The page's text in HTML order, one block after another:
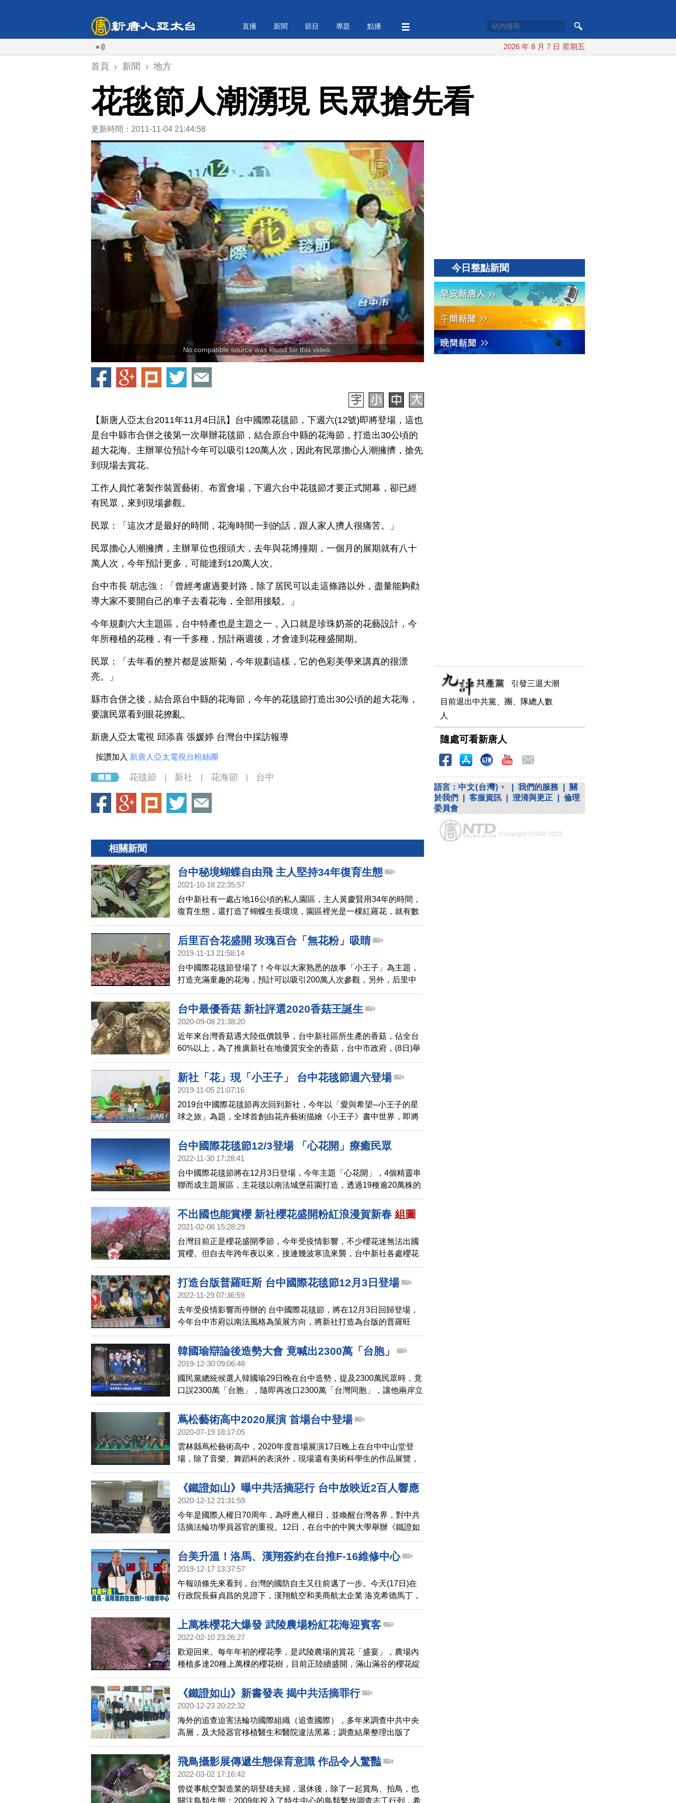
直播 新聞 節目 專題 點播
2026 年 8 月 7 日 星期五
首頁 › 新聞 › 地方
花毯節人潮湧現 民眾搶先看
更新時間：2011-11-04 21:44:58
No compatible source was found for this video.
【新唐人亞太台2011年11月4日訊】台中國際花毯節，下週六(12號)即將登場，這也
是台中縣市合併之後第一次舉辦花毯節，結合原台中縣的花海節，打造出30公頃的
超大花海。主辦單位預計今年可以吸引120萬人次，因此有民眾擔心人潮擁擠，搶先
到現場去賞花。
工作人員忙著製作裝置藝術、布置會場，下週六台中花毯節才要正式開幕，卻已經
有民眾，來到現場參觀。
民眾：「這次才是最好的時間，花海時間一到的話，跟人家人擠人很痛苦。」
民眾擔心人潮擁擠，主辦單位也很頭大，去年與花博撞期，一個月的展期就有八十
萬人次，今年預計更多，可能達到120萬人次。
台中市長 胡志強：「曾經考慮過要封路，除了居民可以走這條路以外，盡量能夠勸
導大家不要開自己的車子去看花海，全部用接駁。」
今年規劃六大主題區，台中特產也是主題之一，入口就是珍珠奶茶的花藝設計，今
年所種植的花種，有一千多種，預計兩週後，才會達到花種盛開期。
民眾：「去年看的整片都是波斯菊，今年規劃這樣，它的色彩美學來講真的很漂
亮。」
縣市合併之後，結合原台中縣的花海節，今年的花毯節打造出30公頃的超大花海，
要讓民眾看到眼花撩亂。
新唐人亞太電視 邱添喜 張媛婷 台灣台中採訪報導
按讚加入 新唐人亞太電視台粉絲團
花毯節 新社 花海節 台中
相關新聞
台中秘境蝴蝶自由飛 主人堅持34年復育生態
2021-10-18 22:35:57
台中新社有一處占地16公頃的私人園區，主人黃慶賢用34年的時間，
復育生態，還打造了蝴蝶生長環境，園區裡光是一棵紅羅花，就有數
不清的大鳳蝶，一起來看看。
后里百合花盛開 玫瑰百合「無花粉」吸睛
2019-11-13 21:58:14
台中國際花毯節登場了！今年以大家熟悉的故事「小王子」為主題，
打造充滿童趣的花海，預計可以吸引200萬人次參觀，另外，后里中
社花市也在這個季節推出百合花海，引進台灣少見的玫瑰百合，吸引
不少外國遊客。
台中最優香菇 新社評選2020香菇王誕生
2020-09-08 21:38:20
近年來台灣香菇遇大陸低價競爭，台中新社區所生產的香菇，佔全台
60%以上，為了推廣新社在地優質安全的香菇，台中市政府，(8日)舉
辦第11屆香菇評選活動，而冠軍得主，從400菇農中脫穎而出，二連
霸鍍金。
新社「花」現「小王子」 台中花毯節週六登場
2019-11-05 21:07:16
2019台中國際花毯節再次回到新社，今年以「愛與希望─小王子的星
球之旅」為題，全球首創由花卉藝術描繪《小王子》書中世界，即將
在11月9日登場，希望帶給民眾視覺與心靈的雙重體驗
台中國際花毯節12/3登場 「心花開」療癒民眾
2022-11-30 17:28:41
台中國際花毯節將在12月3日登場，今年主題「心花開」，4個精靈串
聯而成主題展區，主花毯以南法城堡莊園打造，透過19種逾20萬株的
草花，療癒民眾因疫情而紛亂的心。
不出國也能賞櫻 新社櫻花盛開粉紅浪漫賀新春 組圖
2021-02-08 15:28:29
台灣目前正是櫻花盛開季節，今年受疫情影響，不少櫻花迷無法出國
賞櫻。但自去年跨年夜以來，接連幾波寒流來襲，台中新社各處櫻花
盛開，景色美不勝收！
打造台版普羅旺斯 台中國際花毯節12月3日登場
2022-11-29 07:36:59
去年受疫情影響而停辦的 台中國際花毯節，將在12月3日回歸登場，
今年台中市府以南法風格為策展方向，將新社打造為台版的普羅旺
斯，並結合民宿業者等多個公協會，希望在疫後好好拼經濟。
韓國瑜辯論後造勢大會 竟喊出2300萬「台胞」
2019-12-30 09:06:48
國民黨總統候選人韓國瑜29日晚在台中造勢，提及2300萬民眾時，竟
口誤2300萬「台胞」，隨即再改口2300萬「台灣同胞」，讓他兩岸立
場再次受質疑。
蔦松藝術高中2020展演 首場台中登場
2020-07-19 18:17:05
雲林縣蔦松藝術高中，2020年度首場展演17日晚上在台中中山堂登
場，除了音樂、舞蹈科的表演外，現場還有美術科學生的作品展覽，
精彩的演出和專業的素質，令觀眾讚賞不已。
《鐵證如山》曝中共活摘惡行 台中放映近2百人響應
2020-12-12 21:31:59
今年是國際人權日70周年，為呼應人權日，並喚醒台灣各界，對中共
活摘法輪功學員器官的重視。12日，在台中的中興大學舉辦《鐵證如
山》影片放映及新書發表會，多位學界醫界先進到場為人權發聲，譴
責中共活摘器官的惡行，近200人到場響應。
台美升溫！洛馬、漢翔簽約在台推F-16維修中心
2019-12-17 13:37:57
午報頭條先來看到，台灣的國防自主又往前邁了一步。今天(17日)在
行政院長蘇貞昌的見證下，漢翔航空和美商航太企業 洛克希德馬丁，
簽署以維修中心為目標的策略合作協議，雙方將共同推動台灣成為
F16戰機的亞太維修中心。
上萬株櫻花大爆發 武陵農場粉紅花海迎賓客
2022-02-10 23:26:27
歡迎回來。每年年初的櫻花季，是武陵農場的賞花「盛宴」，農場內
種植多達20種上萬棵的櫻花樹，目前正陸續盛開，滿山滿谷的櫻花綻
放，吸引許多遊客上山走春。
《鐵證如山》新書發表 揭中共活摘罪行
2020-12-23 20:22:32
海外的追查迫害法輪功國際組織（追查國際），多年來調查中共中央
高層，及大陸器官移植醫生和醫院違法黑幕；調查結果整理出版了
《鐵證如山》第一部和第二部書籍及摘要影片。11日，在台灣台中市
豐原的樂天宮，舉行新書發表會、並且贈書，希望台灣民眾瞭解中共
活摘法輪功學員器官的罪行，仍在繼續。
飛鳥攝影展傳遞生態保育意識 作品令人驚豔
2022-03-02 17:16:42
曾從事航空製造業的胡登雄夫婦，退休後，除了一起賞鳥、拍鳥，也
關注鳥類生態；2009年投入了特生中心的鳥類繫放調查志工行列，希
今日整點新聞
引發三退大潮
目前退出中共黨、團、隊總人數
人
隨處可看新唐人
語言： 中文(台灣) 我們的服務
關
於我們
客服資訊 澄清與更正
倫理
委員會
Copyright ©2002-2023